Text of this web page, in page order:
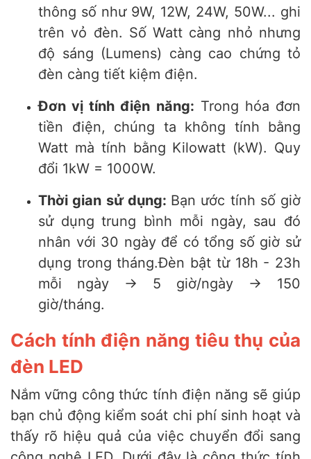
thông số như 9W, 12W, 24W, 50W... ghi
trên vỏ đèn. Số Watt càng nhỏ nhưng
độ sáng (Lumens) càng cao chứng tỏ
đèn càng tiết kiệm điện.
Đơn vị tính điện năng: Trong hóa đơn
tiền điện, chúng ta không tính bằng
Watt mà tính bằng Kilowatt (kW). Quy
đổi 1kW = 1000W.
Thời gian sử dụng: Bạn ước tính số giờ
sử dụng trung bình mỗi ngày, sau đó
nhân với 30 ngày để có tổng số giờ sử
dụng trong tháng.Đèn bật từ 18h - 23h
mỗi ngày -> 5 giờ/ngày -> 150
giờ/tháng.
Cách tính điện năng tiêu thụ của
đèn LED
Nắm vững công thức tính điện năng sẽ giúp
bạn chủ động kiểm soát chi phí sinh hoạt và
thấy rõ hiệu quả của việc chuyển đổi sang